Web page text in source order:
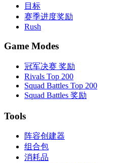
目标
赛季进度奖励
Rush
Game Modes
冠军决赛 奖励
Rivals Top 200
Squad Battles Top 200
Squad Battles 奖励
Tools
阵容创建器
组合包
消耗品